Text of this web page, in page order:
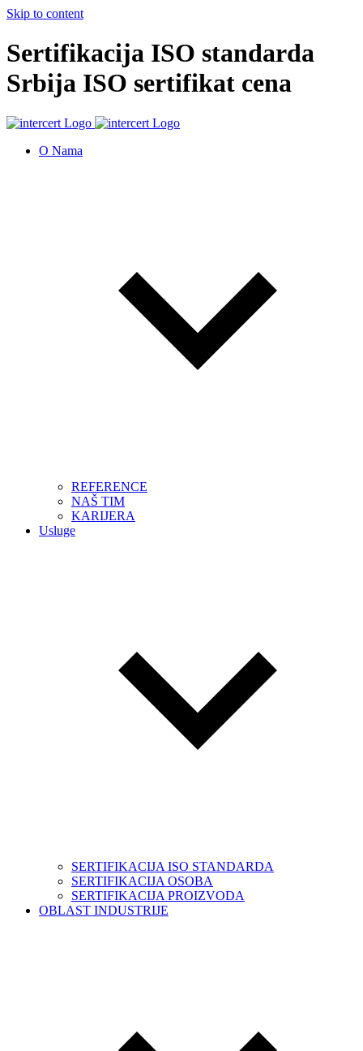
Skip to content
Sertifikacija ISO standarda
Srbija ISO sertifikat cena
O Nama
REFERENCE
NAŠ TIM
KARIJERA
Usluge
SERTIFIKACIJA ISO STANDARDA
SERTIFIKACIJA OSOBA
SERTIFIKACIJA PROIZVODA
OBLAST INDUSTRIJE